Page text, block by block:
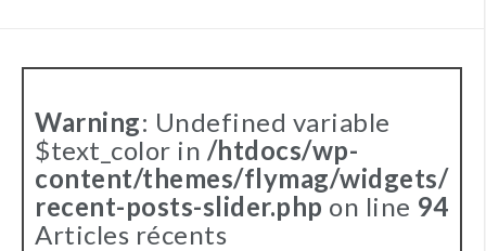
Warning: Undefined variable
$text_color in /htdocs/wp-
content/themes/flymag/widgets/
recent-posts-slider.php on line 94
Articles récents